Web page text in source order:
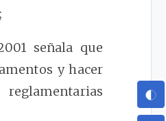
señala que
y hacer